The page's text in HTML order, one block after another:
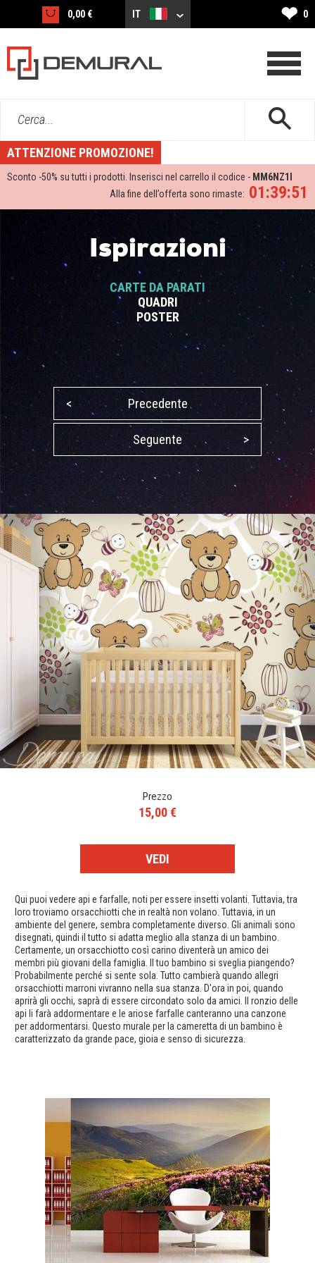
0,00 € IT ❤ 0
Cerca...
ATTENZIONE PROMOZIONE!
Sconto -50% su tutti i prodotti. Inserisci nel carrello il codice - MM6NZ1I
01:39:50
Alla fine dell’offerta sono rimaste:
Ispirazioni
CARTE DA PARATI
QUADRI
POSTER
< Precedente
Seguente >
Prezzo
15,00 €
VEDI
Qui puoi vedere api e farfalle, noti per essere insetti volanti. Tuttavia, tra
loro troviamo orsacchiotti che in realtà non volano. Tuttavia, in un
ambiente del genere, sembra completamente diverso. Gli animali sono
disegnati, quindi il tutto si adatta meglio alla stanza di un bambino.
Certamente, un orsacchiotto così carino diventerà un amico dei
membri più giovani della famiglia. Il tuo bambino si sveglia piangendo?
Probabilmente perché si sente sola. Tutto cambierà quando allegri
orsacchiotti marroni vivranno nella sua stanza. D'ora in poi, quando
aprirà gli occhi, saprà di essere circondato solo da amici. Il ronzio delle
api li farà addormentare e le ariose farfalle canteranno una canzone
per addormentarsi. Questo murale per la cameretta di un bambino è
caratterizzato da grande pace, gioia e senso di sicurezza.